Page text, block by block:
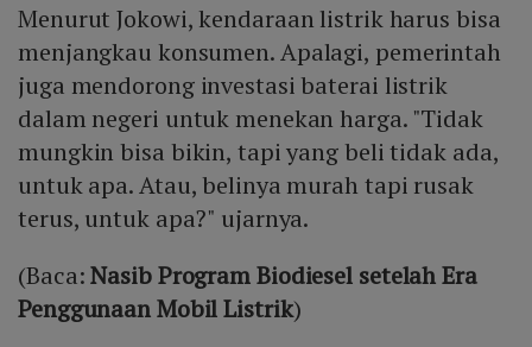
Menurut Jokowi, kendaraan listrik harus bisa
menjangkau konsumen. Apalagi, pemerintah
juga mendorong investasi baterai listrik
dalam negeri untuk menekan harga. "Tidak
mungkin bisa bikin, tapi yang beli tidak ada,
untuk apa. Atau, belinya murah tapi rusak
terus, untuk apa?" ujarnya.
(Baca:Nasib Program Biodiesel setelah Era
Penggunaan Mobil Listrik)